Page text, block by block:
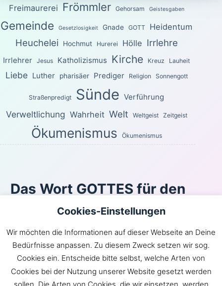
Freimaurerei Frömmler Gehorsam Geistesgaben
Gemeinde Gesetzlosigkeit Gnade GOTT Heidentum
Heuchelei Hochmut Hurerei Hölle Irrlehre
Irrlehrer Jesus Katholizismus Kirche Kreuz Lauheit
Liebe Luther pharisäer Prediger Religion Sonnengott
Straßenpredigt Sünde Verführung
Verweltlichung Wahrheit Welt Weltgeist Zeitgeist
Ökumenismus Ökumenismus
Das Wort GOTTES für den
heutigen Tag
Für die Freiheit hat Christus uns frei gemacht. Steht
nun fest und lasst euch nicht wieder durch ein Joch der
Sklaverei belasten!
Inhaltsverzeichnis|Newsroom |KLARtext|
Cookies-Einstellungen
Wir möchten die Informationen auf dieser Webseite an Deine
Bedürfnisse anpassen. Zu diesem Zweck setzen wir sog.
Cookies ein. Entscheide bitte selbst, welche Arten von
Cookies bei der Nutzung unserer Website gesetzt werden